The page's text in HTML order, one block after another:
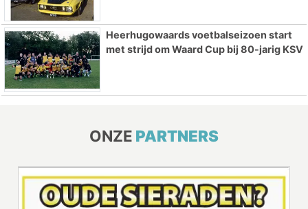
Heerhugowaards voetbalseizoen start
met strijd om Waard Cup bij 80-jarig KSV
ONZE PARTNERS